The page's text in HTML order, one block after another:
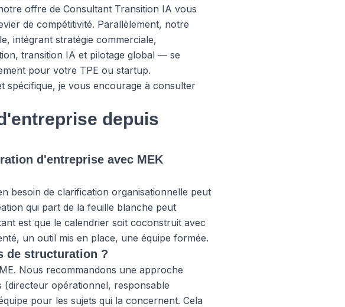
offre de Consultant Transition IA vous
de compétitivité. Parallèlement, notre
intégrant stratégie commerciale,
transition IA et pilotage global — se
pour votre TPE ou startup.
je vous encourage à consulter
depuis
d'entreprise avec MEK
besoin de clarification organisationnelle peut
qui part de la feuille blanche peut
est que le calendrier soit coconstruit avec
un outil mis en place, une équipe formée.
de structuration ?
Nous recommandons une approche
(directeur opérationnel, responsable
pour les sujets qui la concernent. Cela